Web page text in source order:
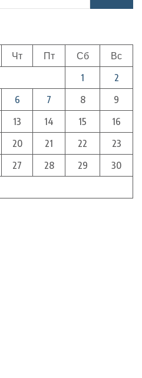
Чт Пт Сб
Вс
1
2
6 7 8
9
13 14 15
16
20 21 22
23
27 28 29
30